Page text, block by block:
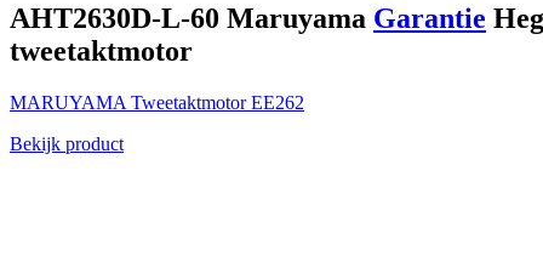
AHT2630D-L-60 Maruyama Garantie
tweetaktmotor
MARUYAMA TweetaktmotorEE262
Bekijk product